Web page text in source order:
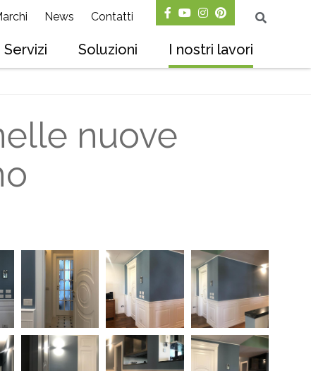
Soluzioni I nostri lavori
News Contatti
nuove